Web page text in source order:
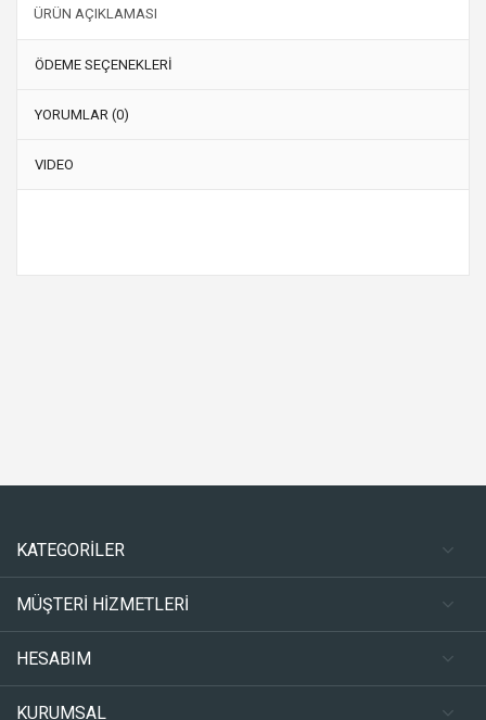
ÜRÜN AÇIKLAMASI
ÖDEME SEÇENEKLERİ
YORUMLAR (0)
VIDEO
KATEGORİLER
MÜŞTERİ HİZMETLERİ
HESABIM
KURUMSAL